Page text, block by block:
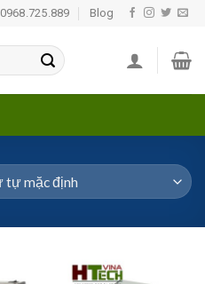
0968.725.889 Blog